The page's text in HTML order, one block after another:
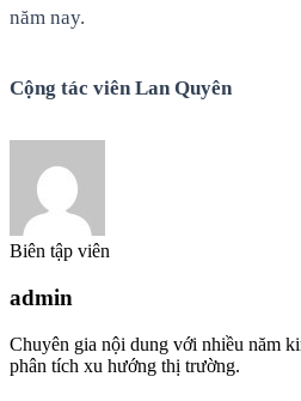
năm nay.
Cộng tác viên Lan Quyên
Biên tập viên
admin
Chuyên gia nội dung với nhiều năm
phân tích xu hướng thị trường.